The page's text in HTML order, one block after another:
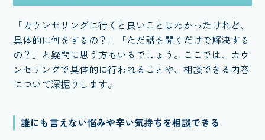
「カウンセリングに行くと良いことはわかったけれど、
具体的に何をするの？」「ただ話を聞くだけで解決する
の？」と疑問に思う方もいるでしょう。ここでは、カウ
ンセリングで具体的に行われることや、相談できる内容
について深掘りします。
誰にも言えない悩みや辛い気持ちを相談できる